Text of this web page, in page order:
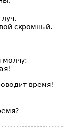
скромный.
молчу:
время!